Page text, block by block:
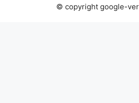
© copyright google-